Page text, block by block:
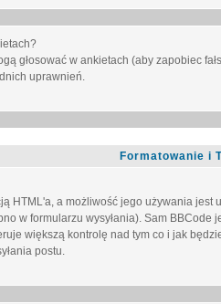
głosować w ankietach (aby zapobiec
uprawnień.
Formatowanie i
HTML'a, a możliwość jego używania
w formularzu wysyłania). Sam
większą kontrolę nad tym co i jak
postu.